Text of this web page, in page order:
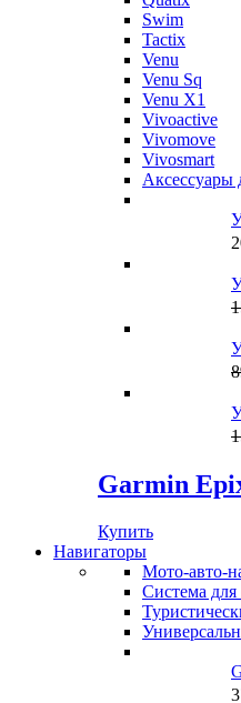
Swim
Tactix
Venu
Venu Sq
Venu X1
Vivoactive
Vivomove
Vivosmart
Аксессуары
Garmin
Купить
Навигаторы
Мото-авто-
Система для